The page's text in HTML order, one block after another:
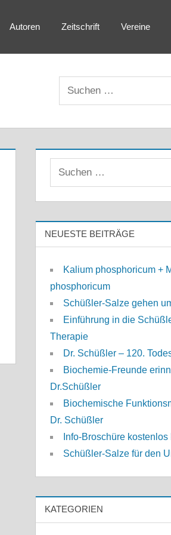
Autoren Zeitschrift Vereine
Suchen
nach:
NEUESTE BEITRÄGE
Kalium phosphoricum +
phosphoricum
Schüßler-Salze gehen
Einführung in die
Therapie
Dr. Schüßler – 120.
Biochemie-Freunde
Dr.Schüßler
Biochemische
Dr. Schüßler
Info-Broschüre
Schüßler-Salze für den
KATEGORIEN